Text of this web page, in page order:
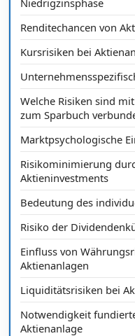
Renditechancen von
Kursrisiken bei
Welche Risiken sind
zum Sparbuch
Marktpsychologische
Risikominimierung
Aktieninvestments
Bedeutung des
Risiko der
Einfluss von
Aktienanlagen
Liquiditätsrisiken bei
Notwendigkeit
Aktienanlage